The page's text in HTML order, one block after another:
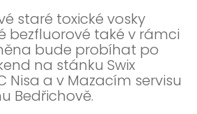
staré toxické vosky
bezfluorové také v rámci
bude probíhat po
na stánku Swix
Nisa a v Mazacím servisu
Bedřichově.